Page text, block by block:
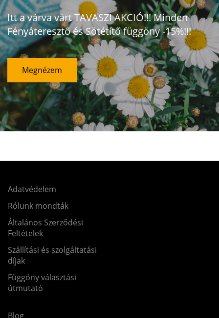
Itt a várva várt TAVASZI AKCIÓ!!! Minden
Fényáteresztő és Sötétítő függöny -15%!!!
Megnézem
Adatvédelem
Rólunk mondták
Általános Szerződési
Feltételek
Szállítási és szolgáltatási
díjak
Függöny választási
útmutató
Blog